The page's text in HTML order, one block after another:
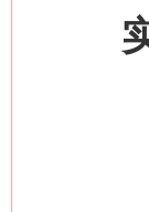
实